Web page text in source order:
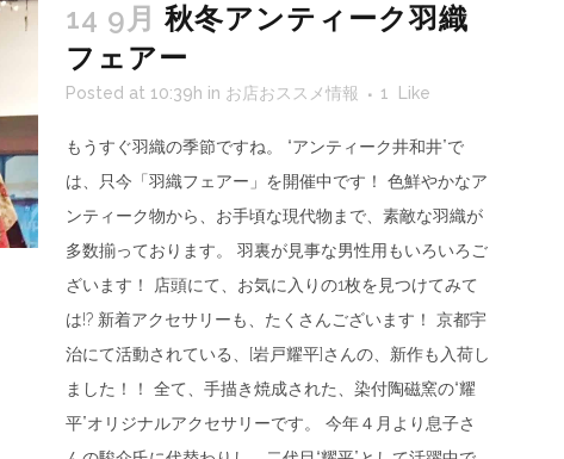
14 9月 秋冬アンティーク羽織
フェアー
Posted at 10:39h in お店おススメ情報 1 Like
もうすぐ羽織の季節ですね。 “アンティーク井和井”で
は、只今「羽織フェアー」を開催中です！ 色鮮やかなア
ンティーク物から、お手頃な現代物まで、素敵な羽織が
多数揃っております。 羽裏が見事な男性用もいろいろご
ざいます！ 店頭にて、お気に入りの1枚を見つけてみて
は!? 新着アクセサリーも、たくさんございます！ 京都宇
治にて活動されている、[岩戸耀平]さんの、新作も入荷し
ました！！ 全て、手描き焼成された、染付陶磁窯の“耀
平”オリジナルアクセサリーです。 今年４月より息子さ